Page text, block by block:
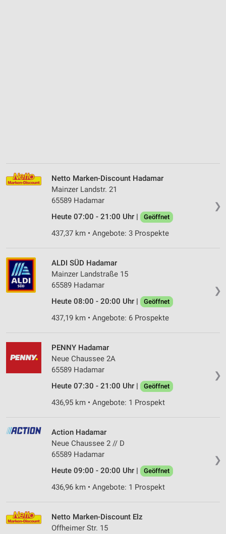
❯
Netto Marken-Discount Hadamar
Mainzer Landstr. 21
65589 Hadamar
Heute 07:00 - 21:00 Uhr |
Geöffnet
437,37 km • Angebote: 3 Prospekte
❯
ALDI SÜD Hadamar
Mainzer Landstraße 15
65589 Hadamar
Heute 08:00 - 20:00 Uhr |
Geöffnet
437,19 km • Angebote: 6 Prospekte
❯
PENNY Hadamar
Neue Chaussee 2A
65589 Hadamar
Heute 07:30 - 21:00 Uhr |
Geöffnet
436,95 km • Angebote: 1 Prospekt
❯
Action Hadamar
Neue Chaussee 2 // D
65589 Hadamar
Heute 09:00 - 20:00 Uhr |
Geöffnet
436,96 km • Angebote: 1 Prospekt
Netto Marken-Discount Elz
Offheimer Str. 15